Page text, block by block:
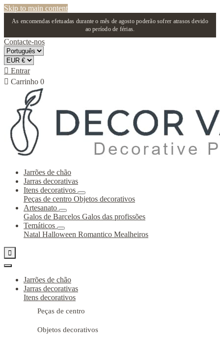
Skip to main content
As encomendas efetuadas durante o mês de agosto poderão sofrer atrasos devido
ao período de férias.
Contacte-nos
 Entrar
 Carrinho 0
Jarrões de chão
Jarras decorativas
Itens decorativos
Peças de centro Objetos decorativos
Artesanato
Galos de Barcelos Galos das profissões
Temáticos
Natal Halloween Romantico Mealheiros

Jarrões de chão
Jarras decorativas
Itens decorativos
Peças de centro
Objetos decorativos